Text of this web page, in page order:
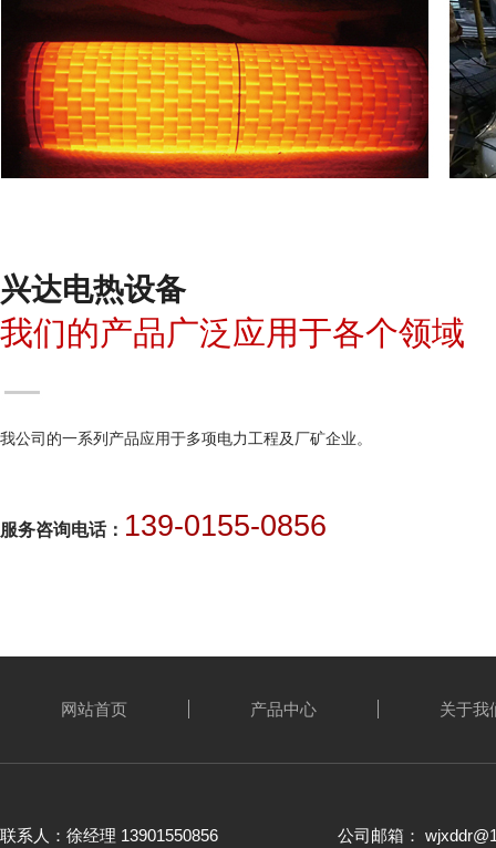
兴达电热设备
我们的产品广泛应用于各个领域
我公司的一系列产品应用于多项电力工程及厂矿企业。
服务咨询电话： 139-0155-0856
网站首页 产品中心 关于我
联系人：徐经理 13901550856
公司邮箱：